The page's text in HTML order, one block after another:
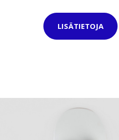
LISÄTIETOJA